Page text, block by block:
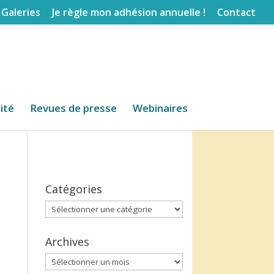
Galeries Je règle mon adhésion annuelle ! Contact
Revues de presse Webinaires
Catégories
Catégories
Archives
Archives